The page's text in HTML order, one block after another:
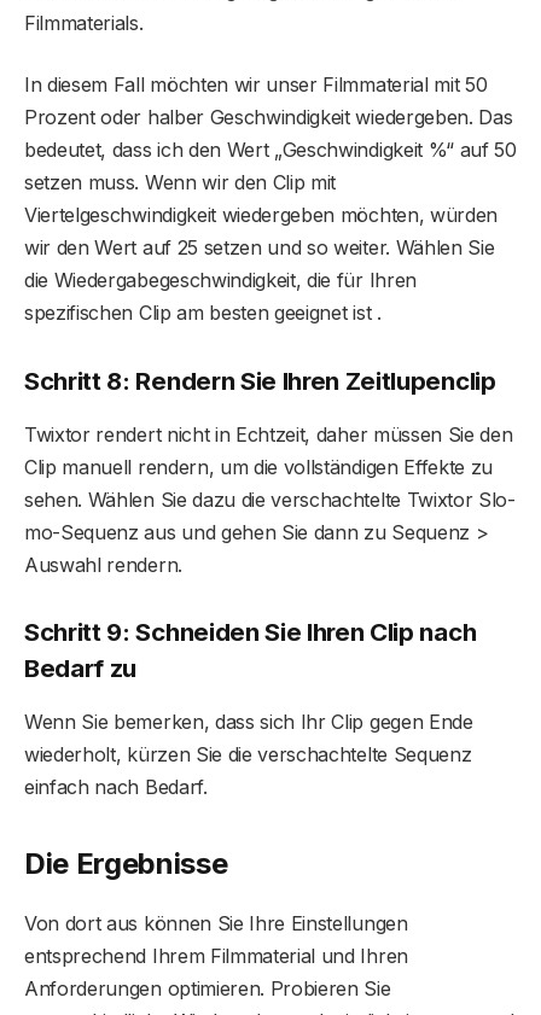
Filmmaterials.
In diesem Fall möchten wir unser Filmmaterial mit 50
Prozent oder halber Geschwindigkeit wiedergeben. Das
bedeutet, dass ich den Wert „Geschwindigkeit %“ auf 50
setzen muss. Wenn wir den Clip mit
Viertelgeschwindigkeit wiedergeben möchten, würden
wir den Wert auf 25 setzen und so weiter. Wählen Sie
die Wiedergabegeschwindigkeit, die für Ihren
spezifischen Clip am besten geeignet ist .
Schritt 8: Rendern Sie Ihren Zeitlupenclip
Twixtor rendert nicht in Echtzeit, daher müssen Sie den
Clip manuell rendern, um die vollständigen Effekte zu
sehen. Wählen Sie dazu die verschachtelte Twixtor Slo-
mo-Sequenz aus und gehen Sie dann zu Sequenz >
Auswahl rendern.
Schritt 9: Schneiden Sie Ihren Clip nach
Bedarf zu
Wenn Sie bemerken, dass sich Ihr Clip gegen Ende
wiederholt, kürzen Sie die verschachtelte Sequenz
einfach nach Bedarf.
Die Ergebnisse
Von dort aus können Sie Ihre Einstellungen
entsprechend Ihrem Filmmaterial und Ihren
Anforderungen optimieren. Probieren Sie